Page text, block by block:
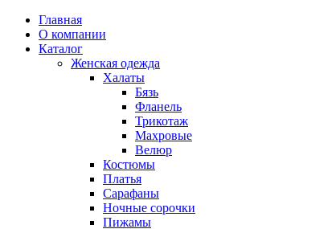
Главная
О компании
Каталог
Женская одежда
Халаты
Бязь
Фланель
Трикотаж
Махровые
Велюр
Костюмы
Платья
Сарафаны
Ночные сорочки
Пижамы